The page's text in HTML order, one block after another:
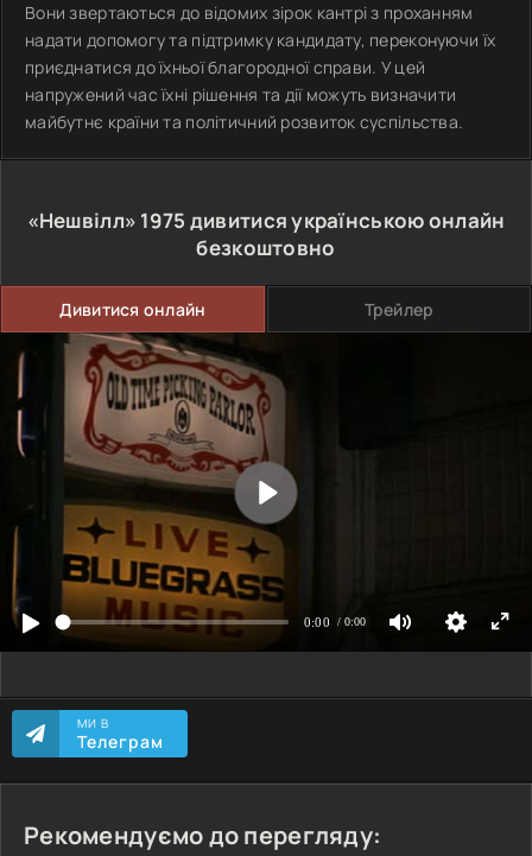
Вони звертаються до відомих зірок кантрі з проханням
надати допомогу та підтримку кандидату, переконуючи їх
приєднатися до їхньої благородної справи. У цей
напружений час їхні рішення та дії можуть визначити
майбутнє країни та політичний розвиток суспільства.
«Нешвілл» 1975 дивитися українською онлайн
безкоштовно
Дивитися онлайн Трейлер
МИ В
Телеграм
Рекомендуємо до перегляду: